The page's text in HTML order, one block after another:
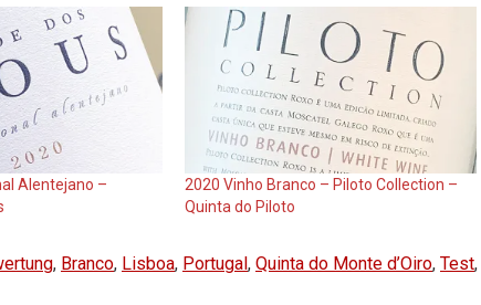
Alentejano –
2020 Vinho Branco – Piloto Collection –
Quinta do Piloto
, Branco, Lisboa, Portugal, Quinta do Monte d’Oiro, Test,